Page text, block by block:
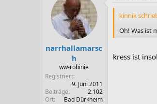
narrhallamarsc
h
ww-robinie
Registriert
9. Juni 2011
Beiträge
2.102
Ort
Bad Dürkheim
kinnik
Oh! Was ist
kress ist